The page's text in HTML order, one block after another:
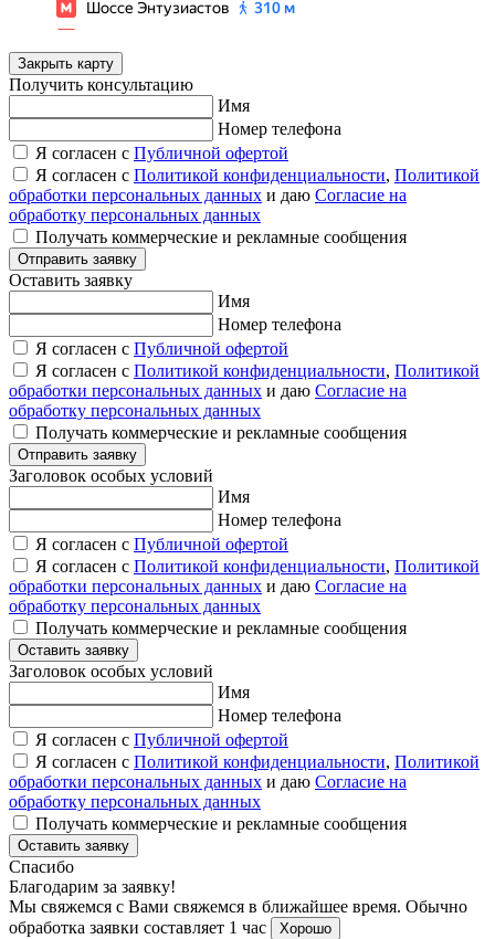
Закрыть карту
Получить консультацию
Имя
Номер телефона
Я согласен с Публичной офертой
Я согласен с Политикой конфиденциальности, Политикой
обработки персональных данных и даю Согласие на
обработку персональных данных
Получать коммерческие и рекламные сообщения
Отправить заявку
Оставить заявку
Имя
Номер телефона
Я согласен с Публичной офертой
Я согласен с Политикой конфиденциальности, Политикой
обработки персональных данных и даю Согласие на
обработку персональных данных
Получать коммерческие и рекламные сообщения
Отправить заявку
Заголовок особых условий
Имя
Номер телефона
Я согласен с Публичной офертой
Я согласен с Политикой конфиденциальности, Политикой
обработки персональных данных и даю Согласие на
обработку персональных данных
Получать коммерческие и рекламные сообщения
Оставить заявку
Заголовок особых условий
Имя
Номер телефона
Я согласен с Публичной офертой
Я согласен с Политикой конфиденциальности, Политикой
обработки персональных данных и даю Согласие на
обработку персональных данных
Получать коммерческие и рекламные сообщения
Оставить заявку
Спасибо
Благодарим за заявку!
Мы свяжемся с Вами свяжемся в ближайшее время. Обычно
обработка заявки составляет 1 час
Хорошо